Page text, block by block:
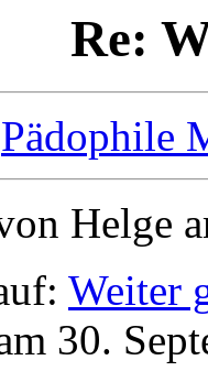
Re:
Pädophile
Helge
Weiter
30.